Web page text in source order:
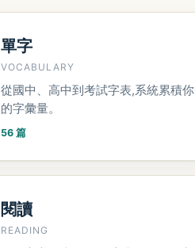
單字
VOCABULARY
從國中、高中到考試字表,系統累積你
的字彙量。
56 篇
閱讀
READING